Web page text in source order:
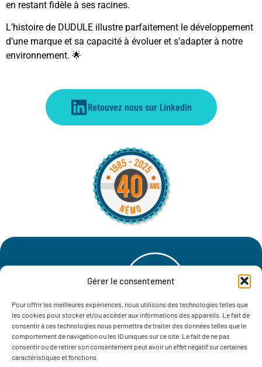
Gérer le consentement
Pour offrir les meilleures expériences, nous utilisons des technologies telles que
les cookies pour stocker et/ou accéder aux informations des appareils. Le fait de
consentir à ces technologies nous permettra de traiter des données telles que le
comportement de navigation ou les ID uniques sur ce site. Le fait de ne pas
consentir ou de retirer son consentement peut avoir un effet négatif sur certaines
caractéristiques et fonctions.
en restant fidèle à ses racines.
L’histoire de DUDULE illustre parfaitement le développement
d’une marque et sa capacité à évoluer et s’adapter à notre
environnement. 🌟
Retouvez nous sur Linkedin
Notre histoire Nos engagements
Actualités
Où trouver nos produits ?
Contactez-nous